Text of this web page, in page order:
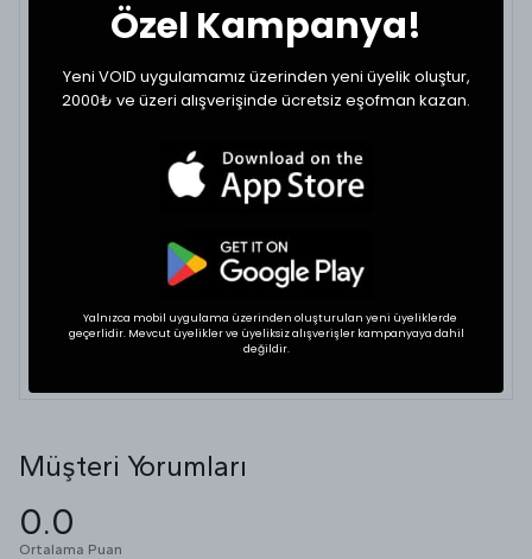
Medium 64
Tekstil ürünlerinde beden seçimi modellere göre
değişkenlik gösterebilir. En doğru seçim için
dolabınızdaki favori bir ürününüzün ölçülerini alıp
* Ölçülerde ±1 cm farklılık olabilir.
Müşteri Yorumları
0.0
Ortalama Puan
Özel Kampanya!
Yeni VOID uygulamamız üzerinden yeni üyelik oluştur,
2000₺ ve üzeri alışverişinde ücretsiz eşofman kazan.
Yalnızca mobil uygulama üzerinden oluşturulan yeni üyeliklerde
geçerlidir. Mevcut üyelikler ve üyeliksiz alışverişler kampanyaya dahil
değildir.